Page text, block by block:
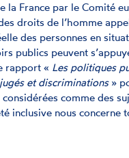
la France par le Comité
droits de l’homme
des personnes en
publics peuvent
rapport « Les politiques
et discriminations»
comme des
inclusive nous concerne